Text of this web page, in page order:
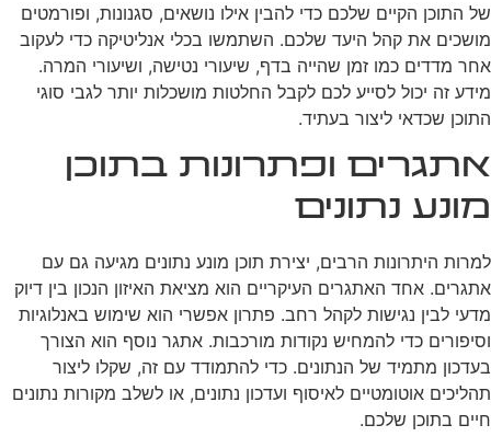
של התוכן הקיים שלכם כדי להבין אילו נושאים, סגנונות, ופורמטים
מושכים את קהל היעד שלכם. השתמשו בכלי אנליטיקה כדי לעקוב
אחר מדדים כמו זמן שהייה בדף, שיעורי נטישה, ושיעורי המרה.
מידע זה יכול לסייע לכם לקבל החלטות מושכלות יותר לגבי סוגי
התוכן שכדאי ליצור בעתיד.
אתגרים ופתרונות בתוכן
מונע נתונים
למרות היתרונות הרבים, יצירת תוכן מונע נתונים מגיעה גם עם
אתגרים. אחד האתגרים העיקריים הוא מציאת האיזון הנכון בין דיוק
מדעי לבין נגישות לקהל רחב. פתרון אפשרי הוא שימוש באנלוגיות
וסיפורים כדי להמחיש נקודות מורכבות. אתגר נוסף הוא הצורך
בעדכון מתמיד של הנתונים. כדי להתמודד עם זה, שקלו ליצור
תהליכים אוטומטיים לאיסוף ועדכון נתונים, או לשלב מקורות נתונים
חיים בתוכן שלכם.